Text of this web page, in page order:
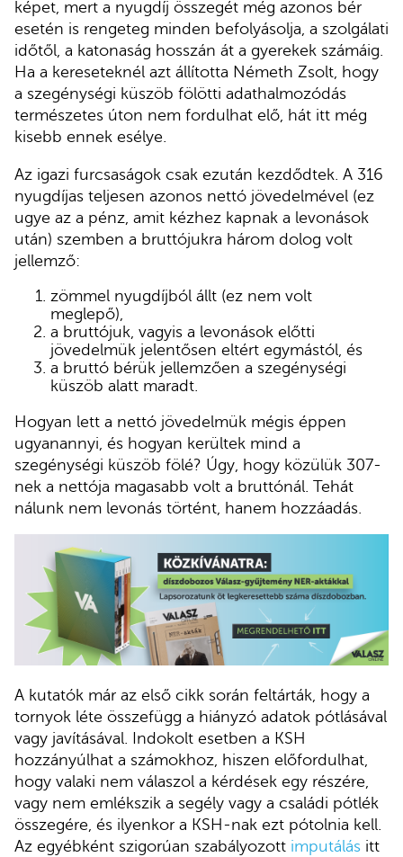
képet, mert a nyugdíj összegét még azonos bér
esetén is rengeteg minden befolyásolja, a szolgálati
időtől, a katonaság hosszán át a gyerekek számáig.
Ha a kereseteknél azt állította Németh Zsolt, hogy
a szegénységi küszöb fölötti adathalmozódás
természetes úton nem fordulhat elő, hát itt még
kisebb ennek esélye.
Az igazi furcsaságok csak ezután kezdődtek. A 316
nyugdíjas teljesen azonos nettó jövedelmével (ez
ugye az a pénz, amit kézhez kapnak a levonások
után) szemben a bruttójukra három dolog volt
jellemző:
zömmel nyugdíjból állt (ez nem volt
meglepő),
a bruttójuk, vagyis a levonások előtti
jövedelmük jelentősen eltért egymástól, és
a bruttó bérük jellemzően a szegénységi
küszöb alatt maradt.
Hogyan lett a nettó jövedelmük mégis éppen
ugyanannyi, és hogyan kerültek mind a
szegénységi küszöb fölé? Úgy, hogy közülük 307-
nek a nettója magasabb volt a bruttónál. Tehát
nálunk nem levonás történt, hanem hozzáadás.
A kutatók már az első cikk során feltárták, hogy a
tornyok léte összefügg a hiányzó adatok pótlásával
vagy javításával. Indokolt esetben a KSH
hozzányúlhat a számokhoz, hiszen előfordulhat,
hogy valaki nem válaszol a kérdések egy részére,
vagy nem emlékszik a segély vagy a családi pótlék
összegére, és ilyenkor a KSH-nak ezt pótolnia kell.
Az egyébként szigorúan szabályozott imputálás itt